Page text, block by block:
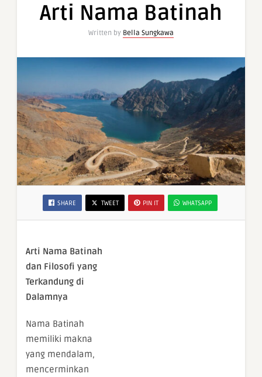
Arti Nama Batinah
Written by Bella Sungkawa
SHARE TWEET PIN IT WHATSAPP
Arti Nama Batinah
dan Filosofi yang
Terkandung di
Dalamnya
Nama Batinah
memiliki makna
yang mendalam,
mencerminkan